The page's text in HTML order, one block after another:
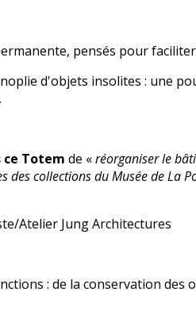
pensés pour
d'objets insolites : une
ce Totem de «réorganiser le
des collections du Musée de La
Atelier Jung Architectures
: de la conservation des